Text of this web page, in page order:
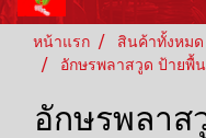
หน้าแรก สินค้าทั้งหมด
อักษรพลาสวูด ป้ายพื้
อักษรพลาส